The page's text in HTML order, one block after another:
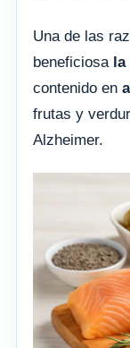
Una de las
beneficiosa la
contenido en
frutas y
Alzheimer.